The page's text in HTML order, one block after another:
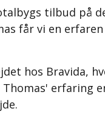
tilbud på
får vi en
hos Bravida,
Thomas' erfaring